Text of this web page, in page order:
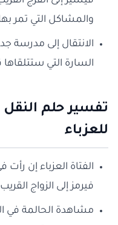
والمشاكل التي تمر
الانتقال إلى مدرسة
السارة التي
تفسير حلم
للعزباء
الفتاة العزباء إن
فيرمز إلى الزواج
مشاهدة الحالمة في